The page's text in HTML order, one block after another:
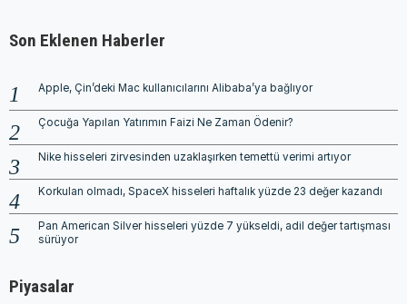
Son Eklenen Haberler
Apple, Çin’deki Mac kullanıcılarını Alibaba’ya bağlıyor
Çocuğa Yapılan Yatırımın Faizi Ne Zaman Ödenir?
Nike hisseleri zirvesinden uzaklaşırken temettü verimi artıyor
Korkulan olmadı, SpaceX hisseleri haftalık yüzde 23 değer kazandı
Pan American Silver hisseleri yüzde 7 yükseldi, adil değer tartışması
sürüyor
Piyasalar